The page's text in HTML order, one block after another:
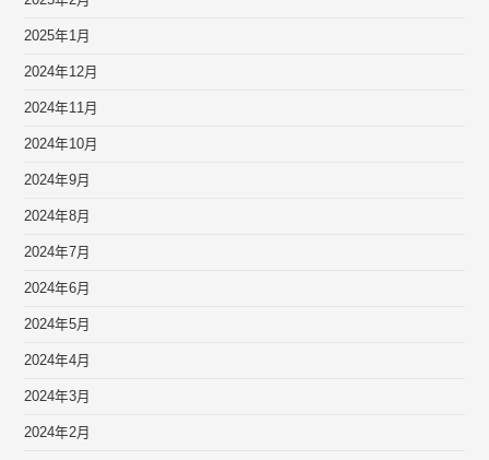
2025年1月
2024年12月
2024年11月
2024年10月
2024年9月
2024年8月
2024年7月
2024年6月
2024年5月
2024年4月
2024年3月
2024年2月